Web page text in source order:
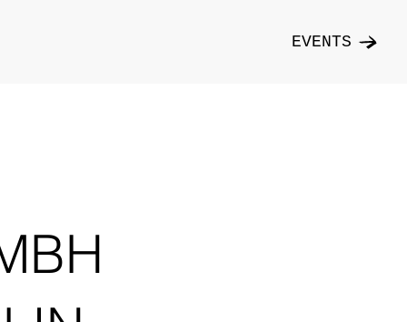
EVENTS